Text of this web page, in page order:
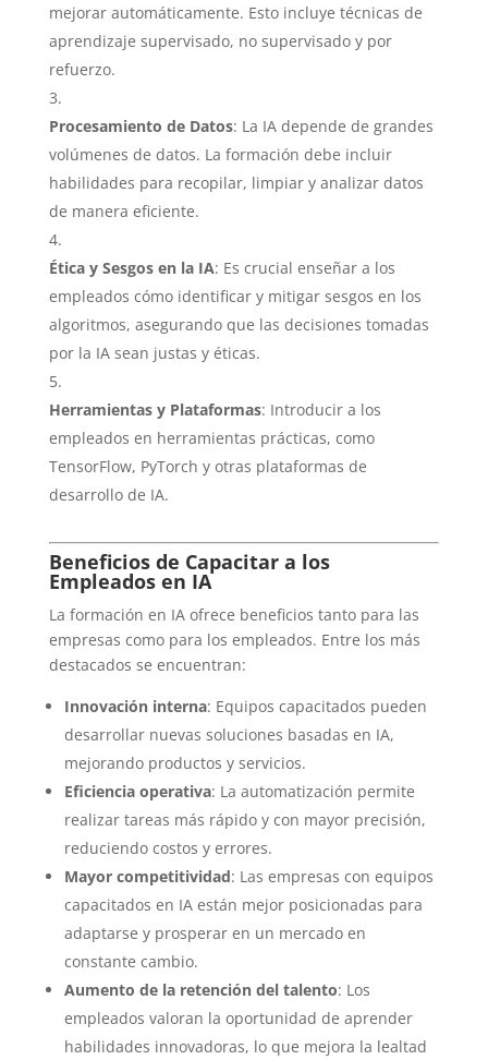
mejorar automáticamente. Esto incluye técnicas de
aprendizaje supervisado, no supervisado y por
refuerzo.
Procesamiento de Datos: La IA depende de grandes
volúmenes de datos. La formación debe incluir
habilidades para recopilar, limpiar y analizar datos
de manera eficiente.
Ética y Sesgos en la IA: Es crucial enseñar a los
empleados cómo identificar y mitigar sesgos en los
algoritmos, asegurando que las decisiones tomadas
por la IA sean justas y éticas.
Herramientas y Plataformas: Introducir a los
empleados en herramientas prácticas, como
TensorFlow, PyTorch y otras plataformas de
desarrollo de IA.
Beneficios de Capacitar a los
Empleados en IA
La formación en IA ofrece beneficios tanto para las
empresas como para los empleados. Entre los más
destacados se encuentran:
Innovación interna: Equipos capacitados pueden
desarrollar nuevas soluciones basadas en IA,
mejorando productos y servicios.
Eficiencia operativa: La automatización permite
realizar tareas más rápido y con mayor precisión,
reduciendo costos y errores.
Mayor competitividad: Las empresas con equipos
capacitados en IA están mejor posicionadas para
adaptarse y prosperar en un mercado en
constante cambio.
Aumento de la retención del talento: Los
empleados valoran la oportunidad de aprender
habilidades innovadoras, lo que mejora la lealtad